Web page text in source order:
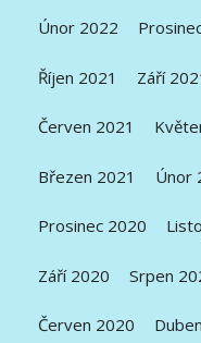
Únor 2022
Říjen 2021 Září
Červen 2021
Březen 2021 Únor
Prosinec 2020
Září 2020 Srpen
Červen 2020